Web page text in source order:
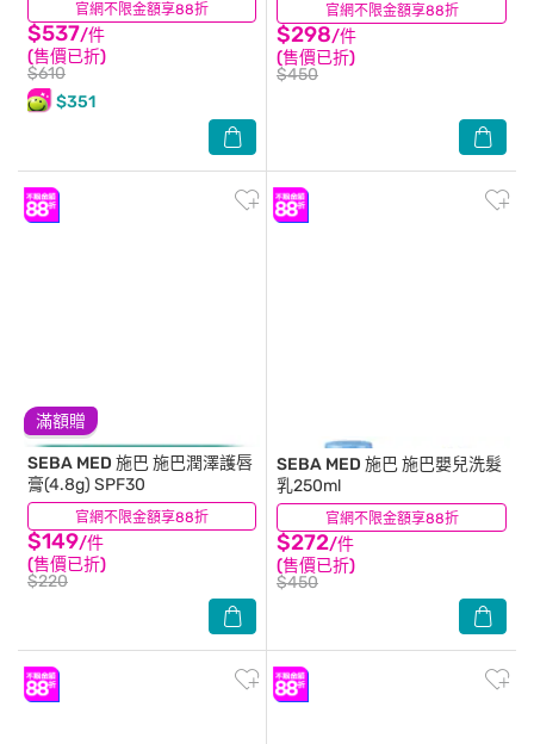
官網不限金額享88折
$537/件
(售價已折)
$610
$351
(17) 官網不限金額享88折
$298/件
(售價已折)
$450
(10)
滿額贈
官網不限金額享88折
SEBA MED 施巴施巴潤澤護唇
膏(4.8g) SPF30
$149/件
(售價已折)
$220
(13) 官網不限金額享88折
SEBA MED 施巴施巴嬰兒洗髮
乳250ml
$272/件
(售價已折)
$450
(8)